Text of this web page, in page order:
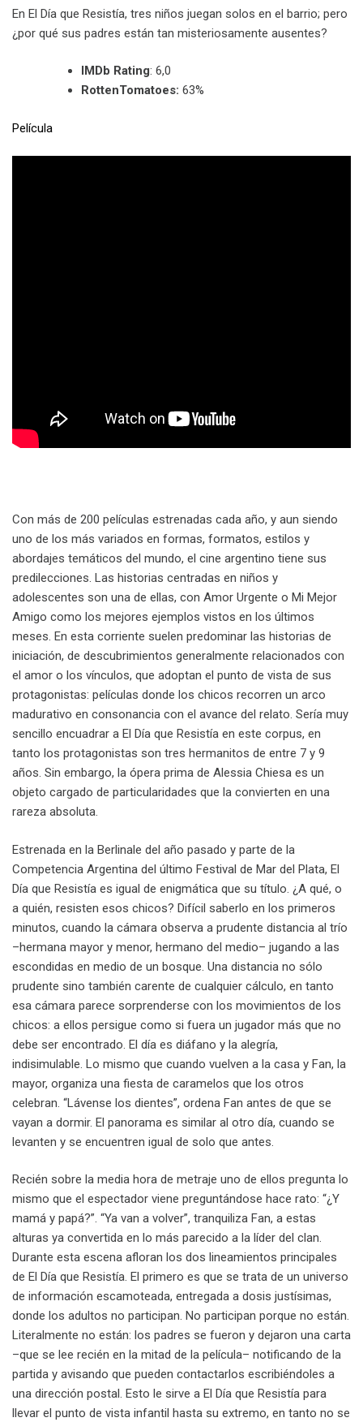
En El Día que Resistía, tres niños juegan solos en el barrio; pero
¿por qué sus padres están tan misteriosamente ausentes?
IMDb Rating: 6,0
RottenTomatoes: 63%
Película
Con más de 200 películas estrenadas cada año, y aun siendo
uno de los más variados en formas, formatos, estilos y
abordajes temáticos del mundo, el cine argentino tiene sus
predilecciones. Las historias centradas en niños y
adolescentes son una de ellas, con Amor Urgente o Mi Mejor
Amigo como los mejores ejemplos vistos en los últimos
meses. En esta corriente suelen predominar las historias de
iniciación, de descubrimientos generalmente relacionados con
el amor o los vínculos, que adoptan el punto de vista de sus
protagonistas: películas donde los chicos recorren un arco
madurativo en consonancia con el avance del relato. Sería muy
sencillo encuadrar a El Día que Resistía en este corpus, en
tanto los protagonistas son tres hermanitos de entre 7 y 9
años. Sin embargo, la ópera prima de Alessia Chiesa es un
objeto cargado de particularidades que la convierten en una
rareza absoluta.
Estrenada en la Berlinale del año pasado y parte de la
Competencia Argentina del último Festival de Mar del Plata, El
Día que Resistía es igual de enigmática que su título. ¿A qué, o
a quién, resisten esos chicos? Difícil saberlo en los primeros
minutos, cuando la cámara observa a prudente distancia al trío
–hermana mayor y menor, hermano del medio– jugando a las
escondidas en medio de un bosque. Una distancia no sólo
prudente sino también carente de cualquier cálculo, en tanto
esa cámara parece sorprenderse con los movimientos de los
chicos: a ellos persigue como si fuera un jugador más que no
debe ser encontrado. El día es diáfano y la alegría,
indisimulable. Lo mismo que cuando vuelven a la casa y Fan, la
mayor, organiza una fiesta de caramelos que los otros
celebran. “Lávense los dientes”, ordena Fan antes de que se
vayan a dormir. El panorama es similar al otro día, cuando se
levanten y se encuentren igual de solo que antes.
Recién sobre la media hora de metraje uno de ellos pregunta lo
mismo que el espectador viene preguntándose hace rato: “¿Y
mamá y papá?”. “Ya van a volver”, tranquiliza Fan, a estas
alturas ya convertida en lo más parecido a la líder del clan.
Durante esta escena afloran los dos lineamientos principales
de El Día que Resistía. El primero es que se trata de un universo
de información escamoteada, entregada a dosis justísimas,
donde los adultos no participan. No participan porque no están.
Literalmente no están: los padres se fueron y dejaron una carta
–que se lee recién en la mitad de la película– notificando de la
partida y avisando que pueden contactarlos escribiéndoles a
una dirección postal. Esto le sirve a El Día que Resistía para
llevar el punto de vista infantil hasta su extremo, en tanto no se